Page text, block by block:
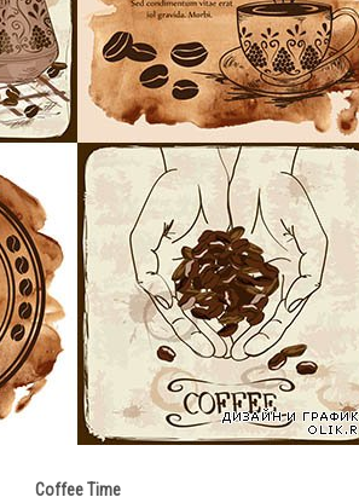
Coffee Time